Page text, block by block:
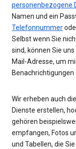
personenbezogene
Namen und ein
Telefonnummer
Selbst wenn Sie
sind, können Sie
Mail-Adresse, um
Wir erheben auch
Dienste erstellen,
gehören
empfangen, Fotos
und Tabellen, die